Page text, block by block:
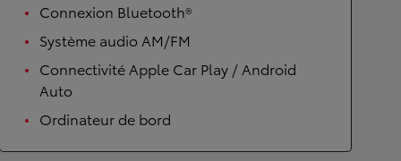
Connexion Bluetooth®
Système audio AM/FM
Connectivité Apple Car Play / Android
Auto
Ordinateur de bord